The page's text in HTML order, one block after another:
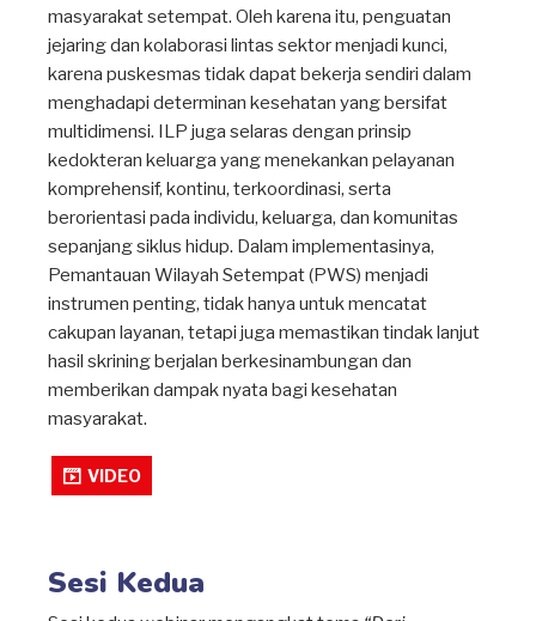
masyarakat setempat. Oleh karena itu, penguatan
jejaring dan kolaborasi lintas sektor menjadi kunci,
karena puskesmas tidak dapat bekerja sendiri dalam
menghadapi determinan kesehatan yang bersifat
multidimensi. ILP juga selaras dengan prinsip
kedokteran keluarga yang menekankan pelayanan
komprehensif, kontinu, terkoordinasi, serta
berorientasi pada individu, keluarga, dan komunitas
sepanjang siklus hidup. Dalam implementasinya,
Pemantauan Wilayah Setempat (PWS) menjadi
instrumen penting, tidak hanya untuk mencatat
cakupan layanan, tetapi juga memastikan tindak lanjut
hasil skrining berjalan berkesinambungan dan
memberikan dampak nyata bagi kesehatan
masyarakat.
VIDEO
Sesi Kedua